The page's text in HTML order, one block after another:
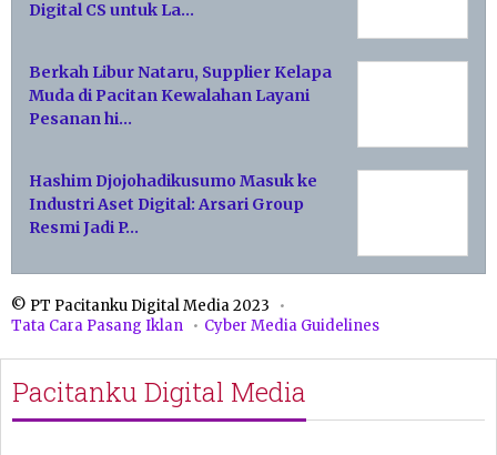
Digital CS untuk La…
Berkah Libur Nataru, Supplier Kelapa
Muda di Pacitan Kewalahan Layani
Pesanan hi…
Hashim Djojohadikusumo Masuk ke
Industri Aset Digital: Arsari Group
Resmi Jadi P…
© PT Pacitanku Digital Media 2023
Tata Cara Pasang Iklan
Cyber Media Guidelines
Pacitanku Digital Media